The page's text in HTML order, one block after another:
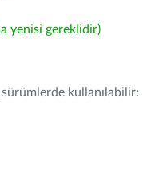
yenisi gereklidir)
sürümlerde kullanılabilir: